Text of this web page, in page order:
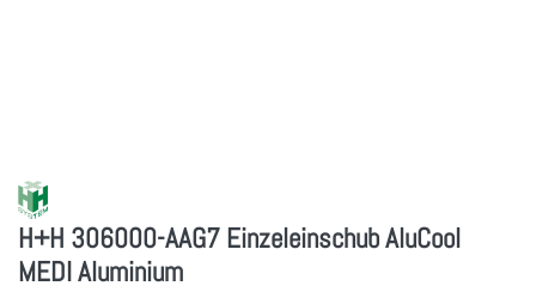
H+H 306000-AAG7 Einzeleinschub AluCool
MEDI Aluminium